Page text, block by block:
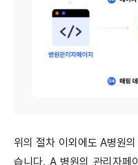
위의 절차 이외에도 A병원
습니다. A 병원의 관리자페